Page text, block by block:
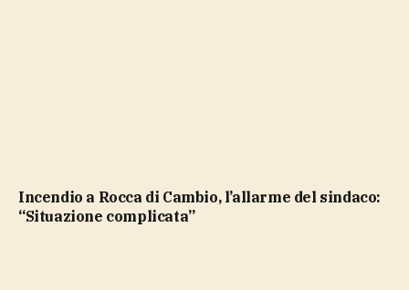
Incendio a Rocca di Cambio, l’allarme del sindaco:
“Situazione complicata”